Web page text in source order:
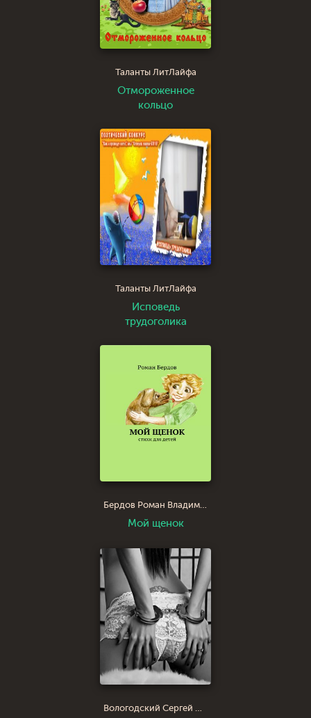
Таланты ЛитЛайфа
Отмороженное
кольцо
Таланты ЛитЛайфа
Исповедь
трудоголика
Бердов Роман Владимирович Berdini
Мой щенок
Вологодский Сергей Николаевич nikitych